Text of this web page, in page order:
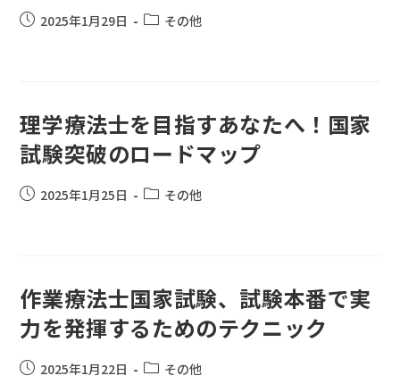
2025年1月29日 その他
理学療法士を目指すあなたへ！国家
試験突破のロードマップ
2025年1月25日 その他
作業療法士国家試験、試験本番で実
力を発揮するためのテクニック
2025年1月22日 その他